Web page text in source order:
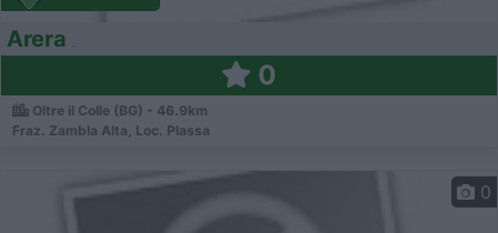
Arera
0
Oltre il Colle (BG) - 46.9km
Fraz. Zambla Alta, Loc. Plassa
0